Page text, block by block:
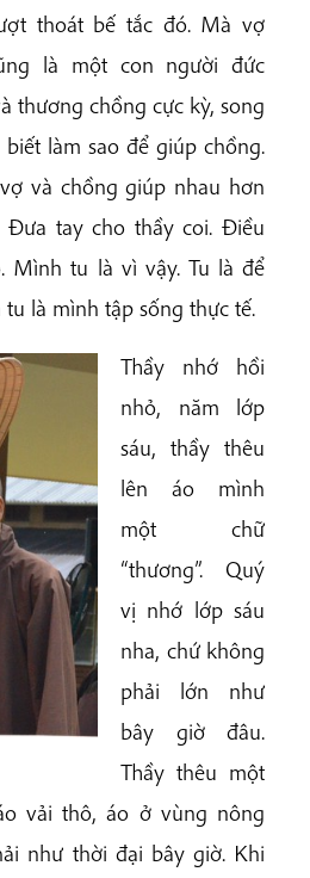
thoát bế tắc đó. Mà vợ
là một con người đức
thương chồng cực kỳ, song
làm sao để giúp chồng.
và chồng giúp nhau hơn
Đưa tay cho thầy coi. Điều
Mình tu là vì vậy. Tu là để
là mình tập sống thực tế.
Thầy nhớ hồi
nhỏ, năm lớp
sáu, thầy thêu
lên áo mình
một chữ
“thương”. Quý
vị nhớ lớp sáu
nha, chứ không
phải lớn như
bây giờ đâu.
Thầy thêu một
vải thô, áo ở vùng nông
như thời đại bây giờ. Khi